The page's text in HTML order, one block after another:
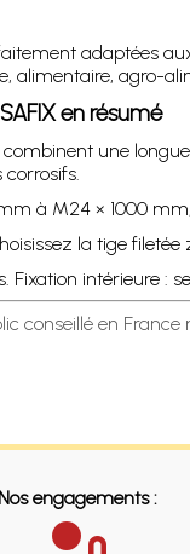
adaptées
alimentaire, agro-
en résumé
combinent une
à M24 × 1000
la tige
Fixation intérieure :
conseillé en France
Nos engagements :